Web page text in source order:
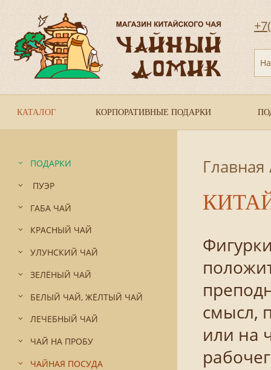
КАТАЛОГ КОРПОРАТИВНЫЕ ПОДАРКИ
ПОДАРКИ
ПУЭР
ГАБА ЧАЙ
КРАСНЫЙ ЧАЙ
УЛУНСКИЙ ЧАЙ
ЗЕЛЁНЫЙ ЧАЙ
БЕЛЫЙ ЧАЙ, ЖЁЛТЫЙ ЧАЙ
ЛЕЧЕБНЫЙ ЧАЙ
ЧАЙ НА ПРОБУ
ЧАЙНАЯ ПОСУДА
Главная
смысл,
или на